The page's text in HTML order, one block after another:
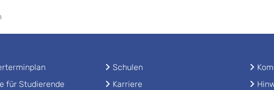
für Studierende
Schulen
Karriere